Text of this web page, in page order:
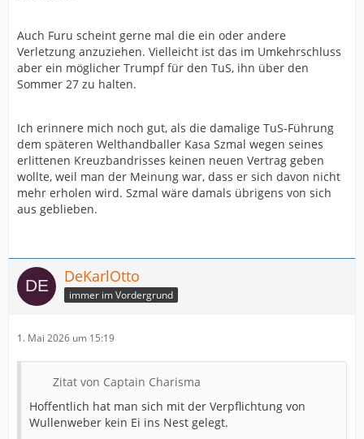
Auch Furu scheint gerne mal die ein oder andere
Verletzung anzuziehen. Vielleicht ist das im Umkehrschluss
aber ein möglicher Trumpf für den TuS, ihn über den
Sommer 27 zu halten.
Ich erinnere mich noch gut, als die damalige TuS-Führung
dem späteren Welthandballer Kasa Szmal wegen seines
erlittenen Kreuzbandrisses keinen neuen Vertrag geben
wollte, weil man der Meinung war, dass er sich davon nicht
mehr erholen wird. Szmal wäre damals übrigens von sich
aus geblieben.
DeKarlOtto
immer im Vordergrund
1. Mai 2026 um 15:19
Zitat von Captain Charisma
Hoffentlich hat man sich mit der Verpflichtung von
Wullenweber kein Ei ins Nest gelegt.